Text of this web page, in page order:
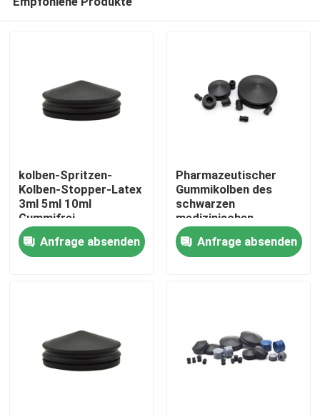
Startseite
Über uns
kolben-Spritzen-
Kolben-Stopper-Latex
3ml 5ml 10ml
Gummifrei
Anfrage absenden
Pharmazeutischer
Gummikolben des
schwarzen
medizinischen
Gummistopfen-5ml
Anfrage absenden